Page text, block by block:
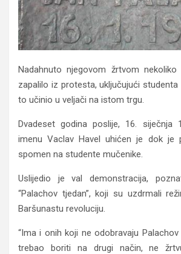
Nadahnuto njegovom žrtvom
zapalilo iz protesta, uključujući
to učinio u veljači na istom trgu.
Dvadeset godina poslije, 16. siječnja
imenu Vaclav Havel uhićen je dok je
spomen na studente mučenike.
Uslijedio je val demonstracija,
“Palachov tjedan”, koji su uzdrmali
Baršunastu revoluciju.
“Ima i onih koji ne odobravaju
trebao boriti na drugi način, ne